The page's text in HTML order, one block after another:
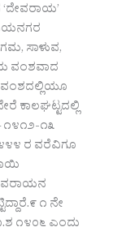
ಸಾಳುವ,
ವಂಶವಾದ
ಕಾಲಘಟ್ಟದಲ್ಲಿ
೧೪೧೨-೧೩
ರ ವರೆವಿಗೂ
೧ ನೇ
೧೪೦೬ ಎಂದು